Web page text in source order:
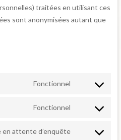
traitées en utilisant ces
sont anonymisées autant que
Fonctionnel
Fonctionnel
en attente d’enquête